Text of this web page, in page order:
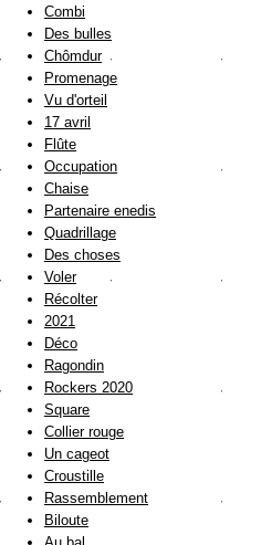
Combi
Des bulles
Chômdur
Promenage
Vu d'orteil
17 avril
Flûte
Occupation
Chaise
Partenaire enedis
Quadrillage
Des choses
Voler
Récolter
2021
Déco
Ragondin
Rockers 2020
Square
Collier rouge
Un cageot
Croustille
Rassemblement
Biloute